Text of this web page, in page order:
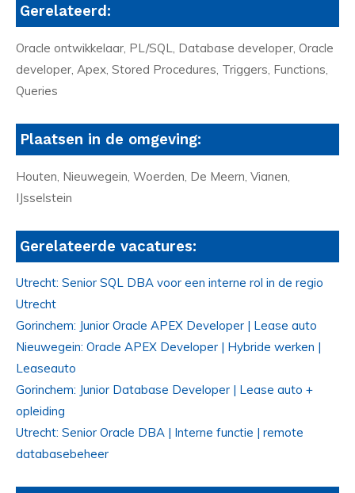
Gerelateerd:
Oracle ontwikkelaar, PL/SQL, Database developer, Oracle
developer, Apex, Stored Procedures, Triggers, Functions,
Queries
Plaatsen in de omgeving:
Houten, Nieuwegein, Woerden, De Meern, Vianen,
IJsselstein
Gerelateerde vacatures:
Utrecht: Senior SQL DBA voor een interne rol in de regio
Utrecht
Gorinchem: Junior Oracle APEX Developer | Lease auto
Nieuwegein: Oracle APEX Developer | Hybride werken |
Leaseauto
Gorinchem: Junior Database Developer | Lease auto +
opleiding
Utrecht: Senior Oracle DBA | Interne functie | remote
databasebeheer